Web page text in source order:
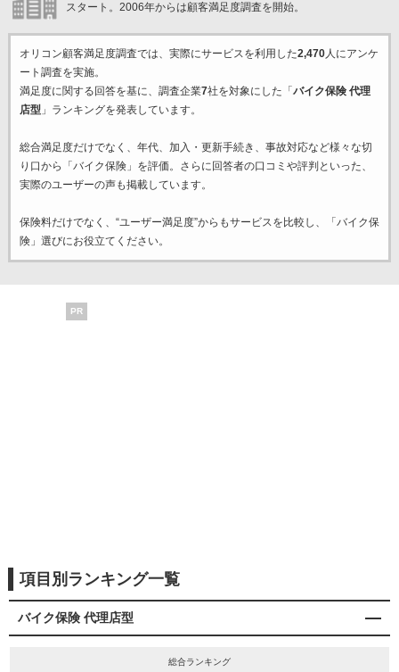
スタート。2006年からは顧客満足度調査を開始。
オリコン顧客満足度調査では、実際にサービスを利用した2,470人にアンケ
ート調査を実施。
満足度に関する回答を基に、調査企業7社を対象にした「 バイク保険 代理
店型」ランキングを発表しています。
総合満足度だけでなく、年代、加入・更新手続き、事故対応など様々な切
り口から「バイク保険」を評価。さらに回答者の口コミや評判といった、
実際のユーザーの声も掲載しています。
保険料だけでなく、“ユーザー満足度”からもサービスを比較し、「バイク保
険」選びにお役立てください。
PR
項目別ランキング一覧
バイク保険 代理店型
総合ランキング